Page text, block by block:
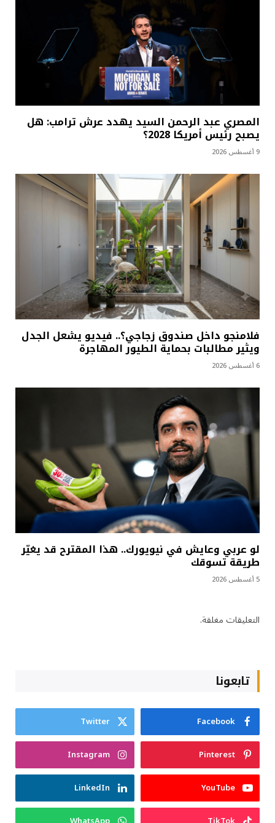
المصري عبد الرحمن السيد يهدد عرش ترامب: هل
يصبح رئيس أمريكا 2028؟
9 أغسطس 2026
فلامنجو داخل صندوق زجاجي؟.. فيديو يشعل الجدل
ويثير مطالبات بحماية الطيور المهاجرة
6 أغسطس 2026
لو عربي وعايش في نيويورك.. هذا المقترح قد يغيّر
طريقة تسوقك
5 أغسطس 2026
التعليقات مغلقة.
تابعونا
Facebook
Twitter
Pinterest
Instagram
YouTube
LinkedIn